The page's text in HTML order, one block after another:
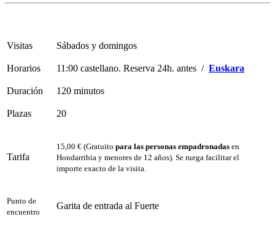
Visitas Sábados y domingos
Horarios 11:00 castellano. Reserva 24h. antes / Euskara
Duración 120 minutos
Plazas 20
Tarifa
15,00 € (Gratuito para las personas empadronadas en
Hondarribia y menores de 12 años). Se ruega facilitar el
importe exacto de la visita.
Punto de
encuentro
Garita de entrada al Fuerte